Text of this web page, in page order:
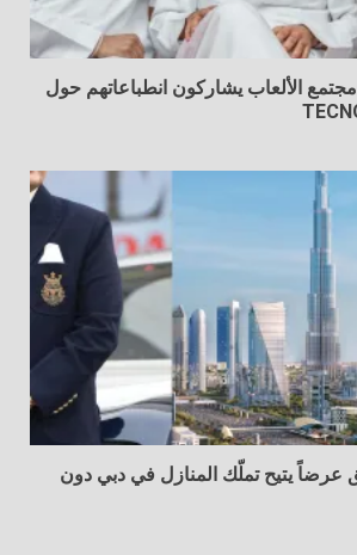
مجتمع الألعاب يشاركون انطباعاتهم حول
عرضاً يتيح تملّك المنازل في دبي دون